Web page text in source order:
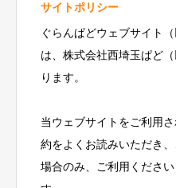
サイトポリシー
ぐらんぱどウェブサイト
は、株式会社西埼玉ぱど
ります。
当ウェブサイトをご利用
約をよくお読みいただき
場合のみ、ご利用くださ